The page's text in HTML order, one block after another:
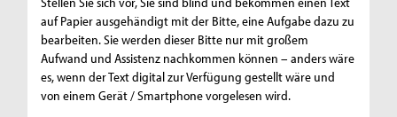
auf Papier ausgehändigt mit der Bitte, eine Aufgabe dazu zu
bearbeiten. Sie werden dieser Bitte nur mit großem
Aufwand und Assistenz nachkommen können – anders wäre
es, wenn der Text digital zur Verfügung gestellt wäre und
von einem Gerät / Smartphone vorgelesen wird.